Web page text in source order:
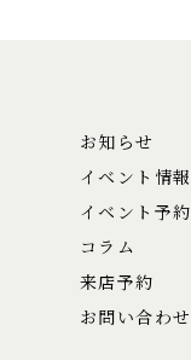
お知らせ
イベント情報
イベント予約
コラム
来店予約
お問い合わせ